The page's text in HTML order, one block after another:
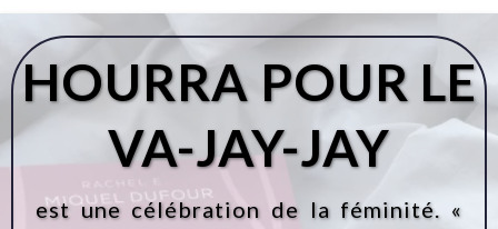
HOURRA POUR LE
VA-JAY-JAY
est une célébration de la féminité. «